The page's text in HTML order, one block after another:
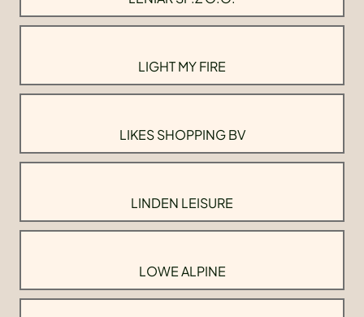
LIGHT MY FIRE
LIKES SHOPPING BV
LINDEN LEISURE
LOWE ALPINE